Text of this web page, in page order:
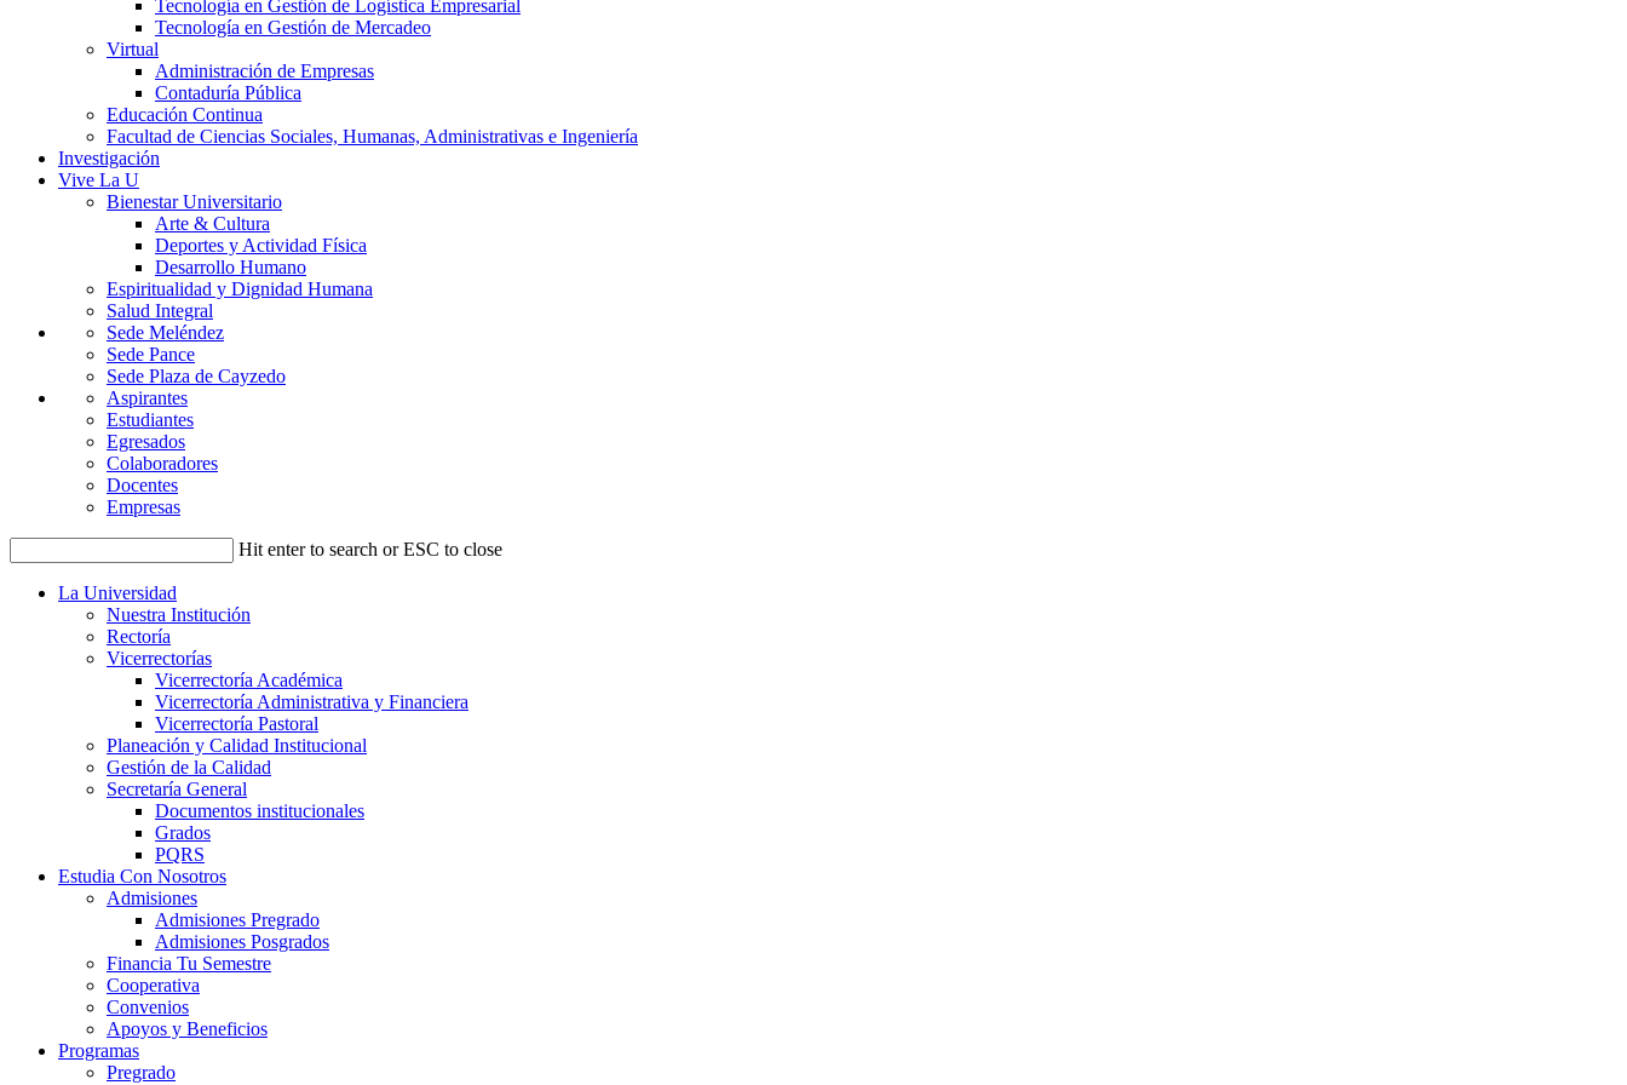
Tecnología en Gestión de Logística Empresarial
Tecnología en Gestión de Mercadeo
Virtual
Administración de Empresas
Contaduría Pública
Educación Continua
Facultad de Ciencias Sociales, Humanas, Administrativas e Ingeniería
Investigación
Vive La U
Bienestar Universitario
Arte & Cultura
Deportes y Actividad Física
Desarrollo Humano
Espiritualidad y Dignidad Humana
Salud Integral
Sede Meléndez
Sede Pance
Sede Plaza de Cayzedo
Aspirantes
Estudiantes
Egresados
Colaboradores
Docentes
Empresas
Hit enter to search or ESC to close
La Universidad
Nuestra Institución
Rectoría
Vicerrectorías
Vicerrectoría Académica
Vicerrectoría Administrativa y Financiera
Vicerrectoría Pastoral
Planeación y Calidad Institucional
Gestión de la Calidad
Secretaría General
Documentos institucionales
Grados
PQRS
Estudia Con Nosotros
Admisiones
Admisiones Pregrado
Admisiones Posgrados
Financia Tu Semestre
Cooperativa
Convenios
Apoyos y Beneficios
Programas
Pregrado